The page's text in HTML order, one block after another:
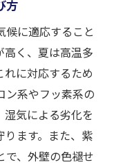
インの秘訣
色選び
の技術
イント
工アプローチ
方
に適応すること
く、夏は高温多
に対応するため
ン系やフッ素系の
気による劣化を
ります。また、紫
で、外壁の色褪せ